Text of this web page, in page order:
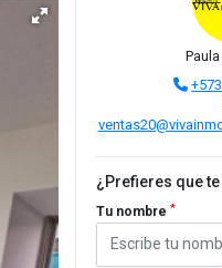
¿Prefieres que
Tu nombre *